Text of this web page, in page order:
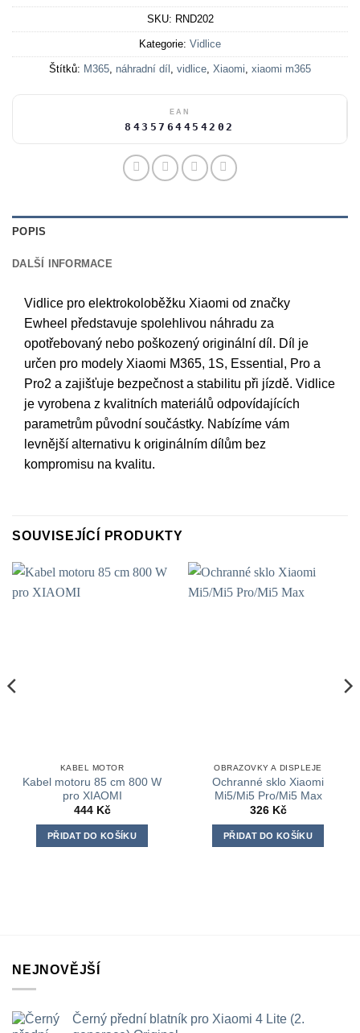
SKU: RND202
Kategorie: Vidlice
Štítků: M365, náhradní díl , vidlice, Xiaomi, xiaomi m365
EAN
8435764454202
POPIS
DALŠÍ INFORMACE
Vidlice pro elektrokoloběžku Xiaomi od značky
Ewheel představuje spolehlivou náhradu za
opotřebovaný nebo poškozený originální díl. Díl je
určen pro modely Xiaomi M365, 1S, Essential, Pro a
Pro2 a zajišťuje bezpečnost a stabilitu při jízdě. Vidlice
je vyrobena z kvalitních materiálů odpovídajících
parametrům původní součástky. Nabízíme vám
levnější alternativu k originálním dílům bez
kompromisu na kvalitu.
SOUVISEJÍCÍ PRODUKTY
KABEL MOTOR
Kabel motoru 85 cm 800 W
pro XIAOMI
444 Kč
PŘIDAT DO KOŠÍKU
OBRAZOVKY A DISPLEJE
Ochranné sklo Xiaomi
Mi5/Mi5 Pro/Mi5 Max
326 Kč
PŘIDAT DO KOŠÍKU
NEJNOVĚJŠÍ
Černý přední blatník pro Xiaomi 4 Lite (2.